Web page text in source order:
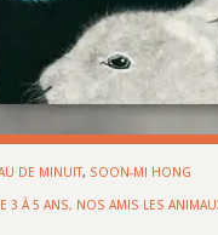
DE MINUIT, SOON-MI HONG
3 À 5 ANS, NOS AMIS LES